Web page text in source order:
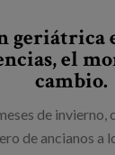
geriátrica
el
cambio.
de invierno,
de ancianos a